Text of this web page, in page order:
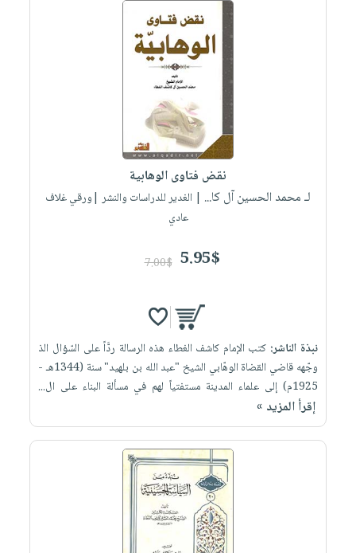
نقض فتاوى الوهابية
لـ محمد الحسين آل كا... | الغدير للدراسات والنشر |ورقي غلاف
عادي
5.95$
7.00$
نبذة الناشر: كتب الإمام كاشف الغطاء هذه الرسالة ردَّاً على السّؤال الذ
وجّهه قاضي القضاة الوهّابي الشيخ "عبد الله بن بلهيد" سنة (1344هـ -
1925م) إلى علماء المدينة مستفتياً لهم في مسألة البناء على ال...
إقرأ المزيد »